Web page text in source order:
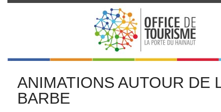
ANIMATIONS AUTOUR DE
BARBE